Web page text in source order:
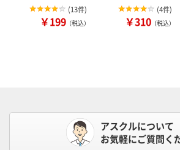
(13件)
￥199 （税込）
(4件)
￥310 （税込）
アスクルについて
お気軽にご質問く